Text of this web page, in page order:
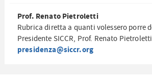
Prof. Renato Pietroletti
Rubrica diretta a quanti volessero porre
Presidente SICCR, Prof. Renato
presidenza@siccr.org